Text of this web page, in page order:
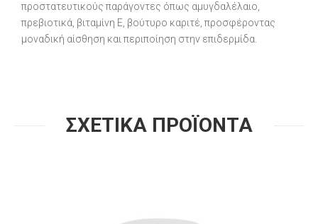
προστατευτικούς παράγοντες όπως αμυγδαλέλαιο,
πρεβιοτικά, βιταμίνη Ε, βούτυρο καριτέ, προσφέροντας
μοναδική αίσθηση και περιποίηση στην επιδερμίδα.
ΣΧΕΤΙΚΑ ΠΡΟΪΟΝΤΑ